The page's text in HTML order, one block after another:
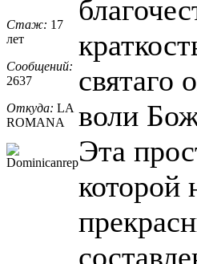
Стаж: 17
лет
Сообщений:
2637
Откуда: LA
ROMANA
святаго
воли
Эта
которой